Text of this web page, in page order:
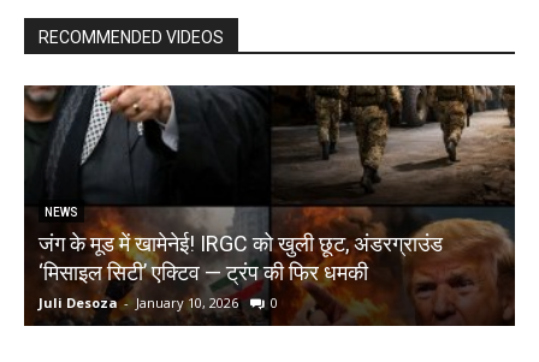
RECOMMENDED VIDEOS
NEWS
जंग के मूड में खामेनेई! IRGC को खुली छूट, अंडरग्राउंड
‘मिसाइल सिटी’ एक्टिव — ट्रंप की फिर धमकी
Juli Desoza - January 10, 2026 0